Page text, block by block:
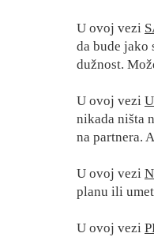
U ovoj vezi
da bude jako
dužnost.
U ovoj vezi
nikada ništa
na partnera.
U ovoj vezi
planu ili
U ovoj vezi